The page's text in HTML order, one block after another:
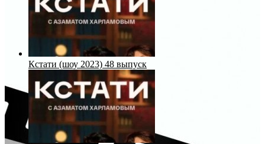
Кстати (шоу 2023) 48 выпуск